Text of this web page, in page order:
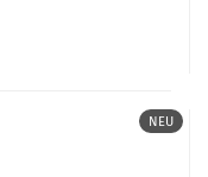
NEU